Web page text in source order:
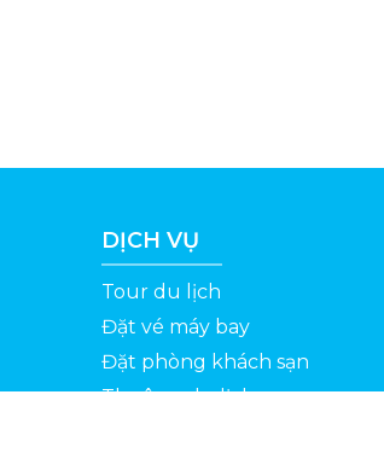
DỊCH VỤ
Tour du lịch
Đặt vé máy bay
Đặt phòng khách sạn
Thuê xe du lịch